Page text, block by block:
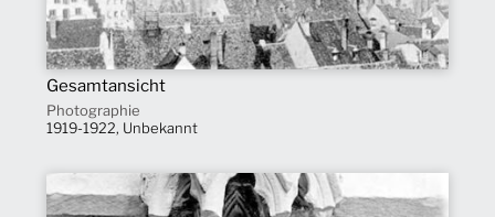
Gesamtansicht
Photographie
1919-1922, Unbekannt